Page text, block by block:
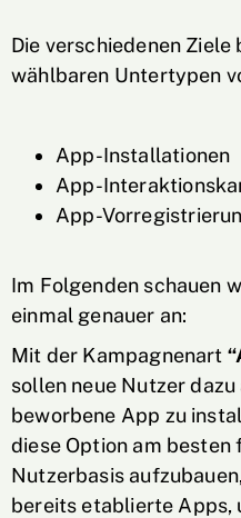
Die verschiedenen Ziele
wählbaren Untertypen
App-Installationen
App-
App-
Im Folgenden schauen
einmal genauer an:
Mit der Kampagnenart
sollen neue Nutzer
beworbene App zu
diese Option am besten
Nutzerbasis
bereits etablierte Apps,